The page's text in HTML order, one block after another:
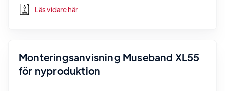
Läs vidare här
Monteringsanvisning Museband XL55
för nyproduktion